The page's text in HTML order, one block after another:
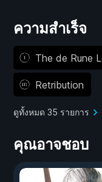
ความสำเร็จ
The de Rune
Retribution
ดูทั้งหมด 35 รายการ
คุณอาจชอบ